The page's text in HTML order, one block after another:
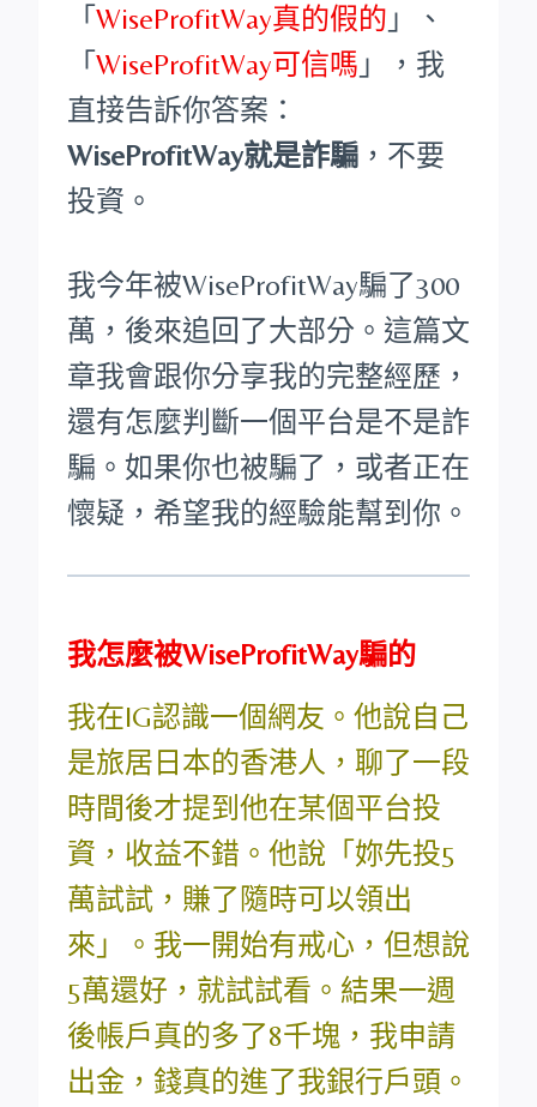
「 WiseProfitWay真的假的 」、
「 WiseProfitWay可信嗎 」，我
直接告訴你答案：
WiseProfitWay就是詐騙 ，不要
投資。
我今年被WiseProfitWay騙了300
萬，後來追回了大部分。這篇文
章我會跟你分享我的完整經歷，
還有怎麼判斷一個平台是不是詐
騙。如果你也被騙了，或者正在
懷疑，希望我的經驗能幫到你。
我怎麼被WiseProfitWay騙的
我在IG認識一個網友。他說自己
是旅居日本的香港人，聊了一段
時間後才提到他在某個平台投
資，收益不錯。他說「妳先投5
萬試試，賺了隨時可以領出
來」。我一開始有戒心，但想說
5萬還好，就試試看。結果一週
後帳戶真的多了8千塊，我申請
出金，錢真的進了我銀行戶頭。